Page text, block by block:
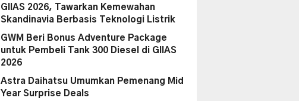
GIIAS 2026, Tawarkan Kemewahan
Skandinavia Berbasis Teknologi Listrik
GWM Beri Bonus Adventure Package
untuk Pembeli Tank 300 Diesel di GIIAS
2026
Astra Daihatsu Umumkan Pemenang Mid
Year Surprise Deals